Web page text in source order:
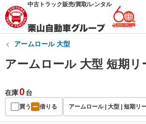
中古トラック販売/買取/レンタル
アームロール 大型
アームロール 大型 短期リ
在庫0台
買う 借りる アームロール | 大型 | 短期リ